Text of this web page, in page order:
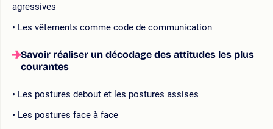
agressives
Les vêtements comme code de communication
Savoir réaliser un décodage des attitudes les plus
courantes
Les postures debout et les postures assises
Les postures face à face